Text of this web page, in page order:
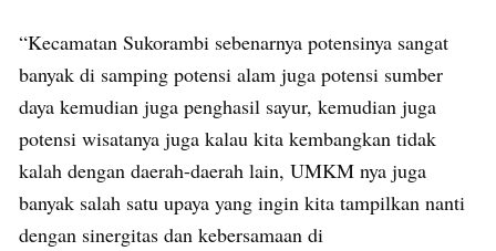
“Kecamatan Sukorambi sebenarnya potensinya sangat
banyak di samping potensi alam juga potensi sumber
daya kemudian juga penghasil sayur, kemudian juga
potensi wisatanya juga kalau kita kembangkan tidak
kalah dengan daerah-daerah lain, UMKM nya juga
banyak salah satu upaya yang ingin kita tampilkan nanti
dengan sinergitas dan kebersamaan di